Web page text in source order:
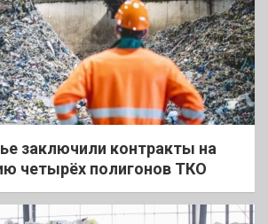
заключили контракты на
четырёх полигонов ТКО